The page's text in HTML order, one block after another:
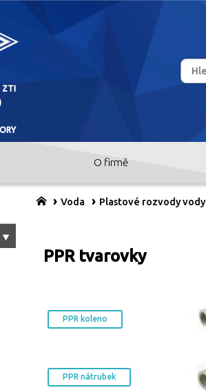
REGULACE (MaR)
KOTLŮ, DETEKTORY
O firmě
Voda Plastové rozvody vody
PPR tvarovky
PPR koleno
PPR nátrubek